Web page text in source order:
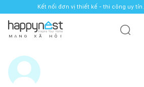
Kết nối đơn vị thiết kế - thi công uy tín.
M Ạ N G X Ã H Ộ I